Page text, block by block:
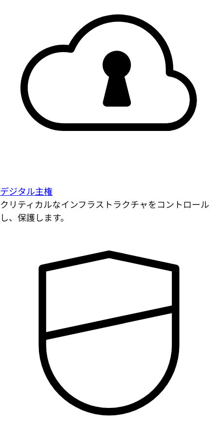
デジタル主権
クリティカルなインフラストラクチャをコントロール
し、保護します。